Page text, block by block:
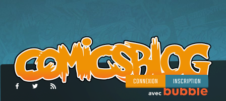
CONNEXION INSCRIPTION